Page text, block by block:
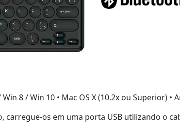
8 / Win 10 • Mac OS X (10.2x ou Superior) •
carregue-os em uma porta USB utilizando o